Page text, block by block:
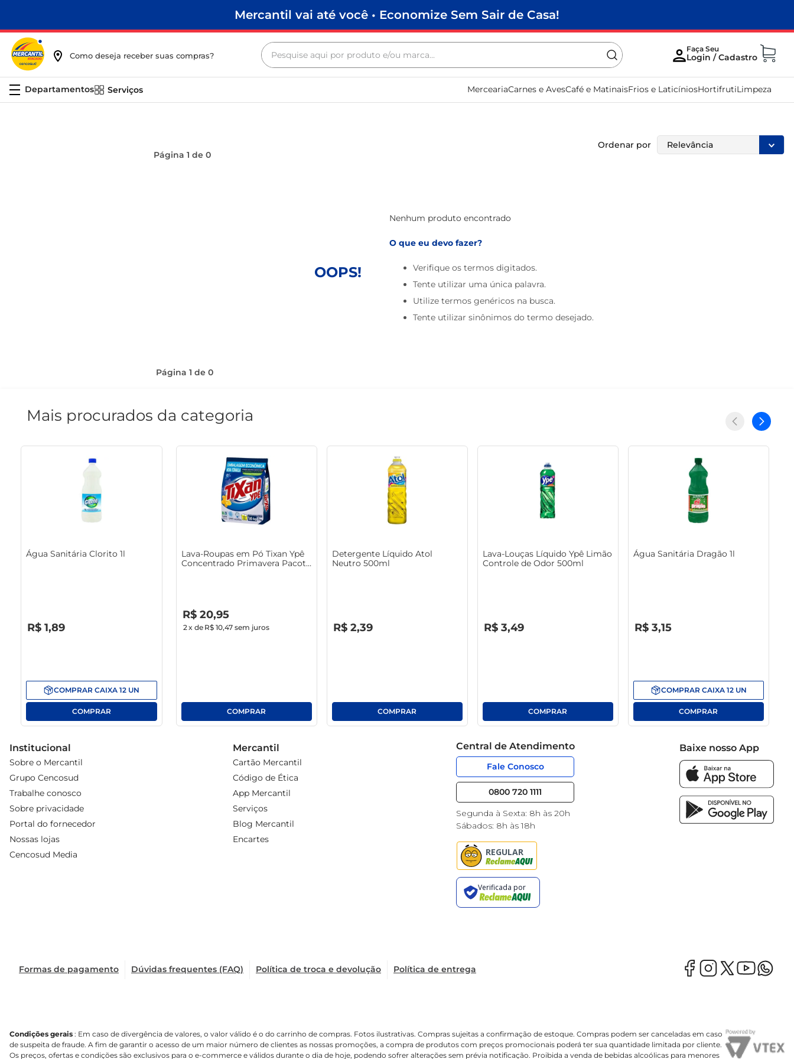
Mercantil vai até você • Economize Sem Sair de Casa!
Como deseja receber suas compras?
Pesquise aqui por produto e/ou marca...
Serviços MerceariaCarnes e AvesCafé e MatinaisFrios e LaticíniosHortifrutiLimpeza
Página 1 de 0
Ordenar por Relevância
OOPS!
Nenhum produto encontrado
O que eu devo fazer?
Verifique os termos digitados.
Tente utilizar uma única palavra.
Utilize termos genéricos na busca.
Tente utilizar sinônimos do termo desejado.
Página 1 de 0
Mais procurados da categoria
Água Sanitária Clorito 1l
R$ 1,89
COMPRAR CAIXA 12 UN
Lava-Roupas em Pó Tixan Ypê
Concentrado Primavera Pacote
R$ 20,95
2x de R$ 10,47sem juros
Detergente Líquido Atol
Neutro 500ml
R$ 2,39
Lava-Louças Líquido Ypê Limão
Controle de Odor 500ml
R$ 3,49
Água Sanitária Dragão 1l
R$ 3,15
COMPRAR CAIXA 12 UN
Institucional
Sobre o Mercantil
Grupo Cencosud
Trabalhe conosco
Sobre privacidade
Portal do fornecedor
Nossas lojas
Cencosud Media
Mercantil
Cartão Mercantil
Código de Ética
App Mercantil
Serviços
Blog Mercantil
Encartes
Central de Atendimento
Fale Conosco
0800 720 1111
Segunda à Sexta: 8h às 20h
Sábados: 8h às 18h
Baixe nosso App
Formas de pagamento Dúvidas frequentes (FAQ) Política de troca e devolução Política de entrega
Condições gerais : Em caso de divergência de valores, o valor válido é o do carrinho de compras. Fotos ilustrativas. Compras sujeitas a confirmação de estoque. Compras podem ser canceladas em caso
de suspeita de fraude. A fim de garantir o acesso de um maior número de clientes as nossas promoções, a compra de produtos com preços promocionais poderá ter sua quantidade limitada por cliente.
Os preços, ofertas e condições são exclusivos para o e-commerce e válidos durante o dia de hoje, podendo sofrer alterações sem prévia notificação. Proibida a venda de bebidas alcoólicas para menores
macarrão